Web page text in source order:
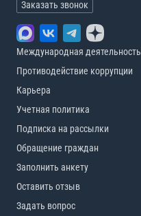
Заказать звонок
Международная деятельность
Противодействие коррупции
Карьера
Учетная политика
Подписка на рассылки
Обращение граждан
Заполнить анкету
Оставить отзыв
Задать вопрос